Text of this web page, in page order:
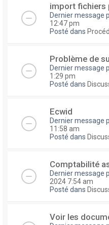
import fichiers
Dernier message
12:47 pm
Posté dans
Problème de
Dernier message
1:29 pm
Posté dans
Ecwid
Dernier message
11:58 am
Posté dans
Comptabilité
Dernier message
2024 7:54 am
Posté dans
Voir les